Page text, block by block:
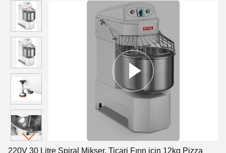
220V 30 Litre Spiral Mikser, Ticari Fırın için 12kg Pizza